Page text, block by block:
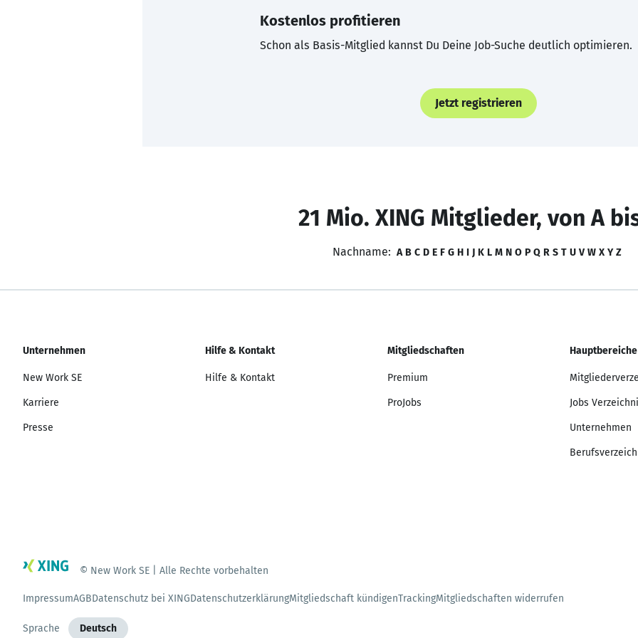
Kostenlos profitieren
Schon als Basis-Mitglied kannst Du Deine Job-Suche deutlich optimieren.
Jetzt registrieren
21 Mio. XING Mitglieder, von A
Nachname: A B C D E F G H I J K L M N O P Q R S T U V W X Y Z
Unternehmen
New Work SE
Karriere
Presse
Hilfe & Kontakt
Hilfe & Kontakt
Mitgliedschaften
Premium
ProJobs
Hauptbereiche
Jobs
Unternehmen
© New Work SE | Alle Rechte vorbehalten
ImpressumAGBDatenschutz bei XINGDatenschutzerklärungMitgliedschaft kündigenTrackingMitgliedschaften widerrufen
Sprache Deutsch